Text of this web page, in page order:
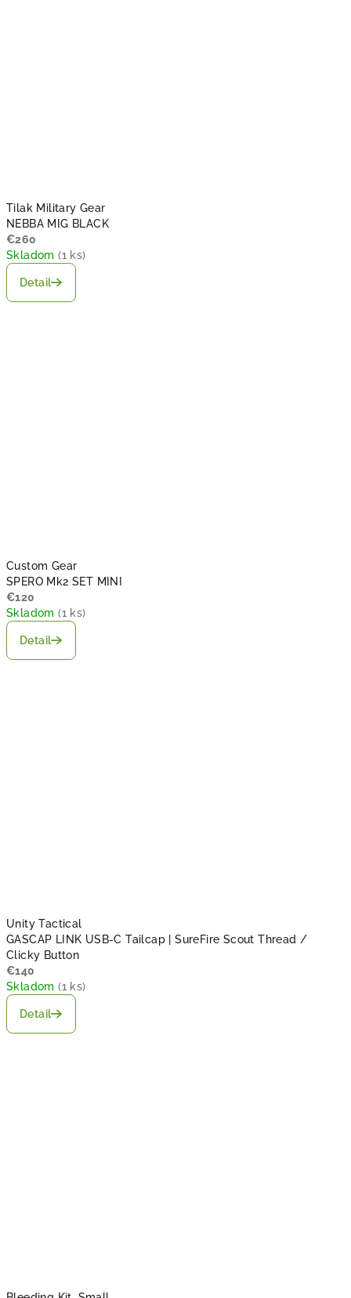
NEBBA MIG BLACK
Tilak Military Gear
€260
Skladom(1 ks)
Detail
SPERO Mk2 SET MINI
Custom Gear
€120
Skladom(1 ks)
Detail
GASCAP LINK USB-C Tailcap | SureFire Scout Thread /
Clicky Button
Unity Tactical
€140
Skladom(1 ks)
Detail